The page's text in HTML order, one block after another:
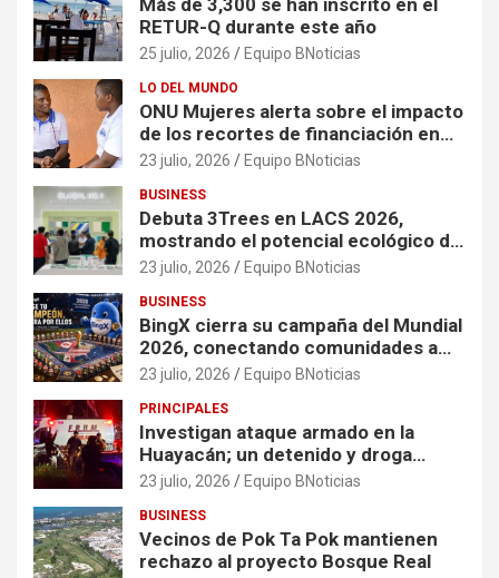
Más de 3,300 se han inscrito en el
RETUR-Q durante este año
25 julio, 2026 Equipo BNoticias
LO DEL MUNDO
ONU Mujeres alerta sobre el impacto
de los recortes de financiación en
organizaciones que apoyan a
crisis
23 julio, 2026 Equipo BNoticias
BUSINESS
Debuta 3Trees en LACS 2026,
mostrando el potencial ecológico de
China en América
23 julio, 2026 Equipo BNoticias
BUSINESS
BingX cierra su campaña del Mundial
2026, conectando comunidades a
través de experiencias exclusivas
23 julio, 2026 Equipo BNoticias
PRINCIPALES
Investigan ataque armado en la
Huayacán; un detenido y droga
asegurada tras persecución
23 julio, 2026 Equipo BNoticias
BUSINESS
Vecinos de Pok Ta Pok mantienen
rechazo al proyecto Bosque Real